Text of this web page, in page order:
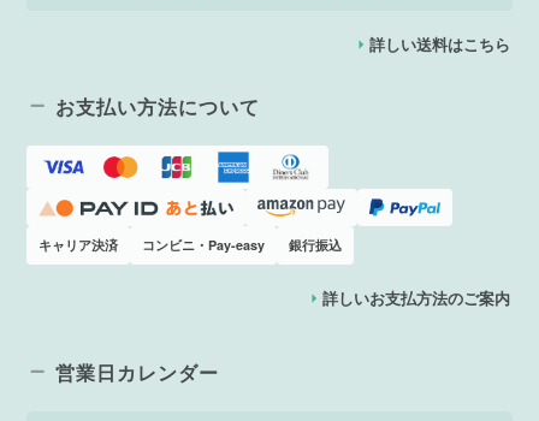
詳しい送料はこちら
お支払い方法について
キャリア決済 コンビニ・Pay-easy 銀行振込
詳しいお支払方法のご案内
営業日カレンダー